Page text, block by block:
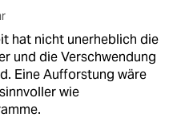
hat nicht unerheblich die
und die Verschwendung
Eine Aufforstung wäre
wie